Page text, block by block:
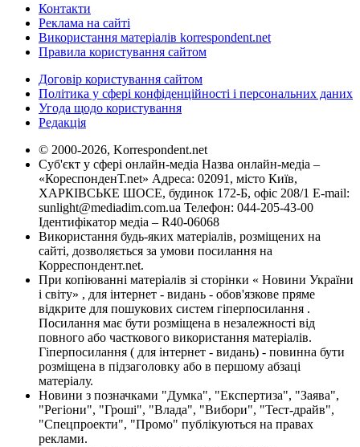
Контакти
Реклама на сайті
Використання матеріалів korrespondent.net
Правила користування сайтом
Договір користування сайтом
Політика у сфері конфіденційності і персональних даних
Угода щодо користування
Редакція
© 2000-2026, Korrespondent.net
Суб'єкт у сфері онлайн-медіа Назва онлайн-медіа –
«КореспонденТ.net» Адреса: 02091, місто Київ,
ХАРКІВСЬКЕ ШОСЕ, будинок 172-Б, офіс 208/1 E-mail:
sunlight@mediadim.com.ua Телефон: 044-205-43-00
Ідентифікатор медіа – R40-06068
Використання будь-яких матеріалів, розміщених на
сайті, дозволяється за умови посилання на
Корреспондент.net.
При копіюванні матеріалів зі сторінки « Новини України
і світу» , для інтернет - видань - обов'язкове пряме
відкрите для пошукових систем гіперпосилання .
Посилання має бути розміщена в незалежності від
повного або часткового використання матеріалів.
Гіперпосилання ( для інтернет - видань) - повинна бути
розміщена в підзаголовку або в першому абзаці
матеріалу.
Новини з позначками "Думка", "Експертиза", "Заява",
"Регіони", "Гроші", "Влада", "Вибори", "Тест-драйв",
"Спецпроекти", "Промо" публікуються на правах
реклами.